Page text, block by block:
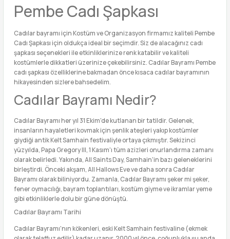
Pembe Cadı Şapkası
Cadılar bayramı için Kostüm ve Organizasyon firmamız kaliteli Pembe
Cadı Şapkası için oldukça ideal bir seçimdir. Siz de alacağınız cadı
şapkası seçenekleri ile etkinliklerinize renk katabilir ve kaliteli
kostümlerle dikkatleri üzerinize çekebilirsiniz. Cadılar Bayramı Pembe
cadı şapkası özelliklerine bakmadan önce kısaca cadılar bayramının
hikayesinden sizlere bahsedelim.
Cadılar Bayramı Nedir?
Cadılar Bayramı her yıl 31 Ekim'de kutlanan bir tatildir. Gelenek,
insanların hayaletleri kovmak için şenlik ateşleri yakıp kostümler
giydiği antik Kelt Samhain festivaliyle ortaya çıkmıştır. Sekizinci
yüzyılda, Papa Gregory III, 1 Kasım'ı tüm azizleri onurlandırma zamanı
olarak belirledi. Yakında, All Saints Day, Samhain'in bazı geleneklerini
birleştirdi. Önceki akşam, All Hallows Eve ve daha sonra Cadılar
Bayramı olarak biliniyordu. Zamanla, Cadılar Bayramı şeker mi şeker,
fener oymacılığı, bayram toplantıları, kostüm giyme ve ikramlar yeme
gibi etkinliklerle dolu bir güne dönüştü.
Cadılar Bayramı Tarihi
Cadılar Bayramı'nın kökenleri, eski Kelt Samhain festivaline (ekmek